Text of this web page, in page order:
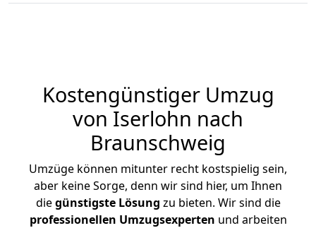
Kostengünstiger Umzug
von Iserlohn nach
Braunschweig
Umzüge können mitunter recht kostspielig sein,
aber keine Sorge, denn wir sind hier, um Ihnen
diegünstigste Lösung zu bieten. Wir sind die
professionellen Umzugsexperten und arbeiten